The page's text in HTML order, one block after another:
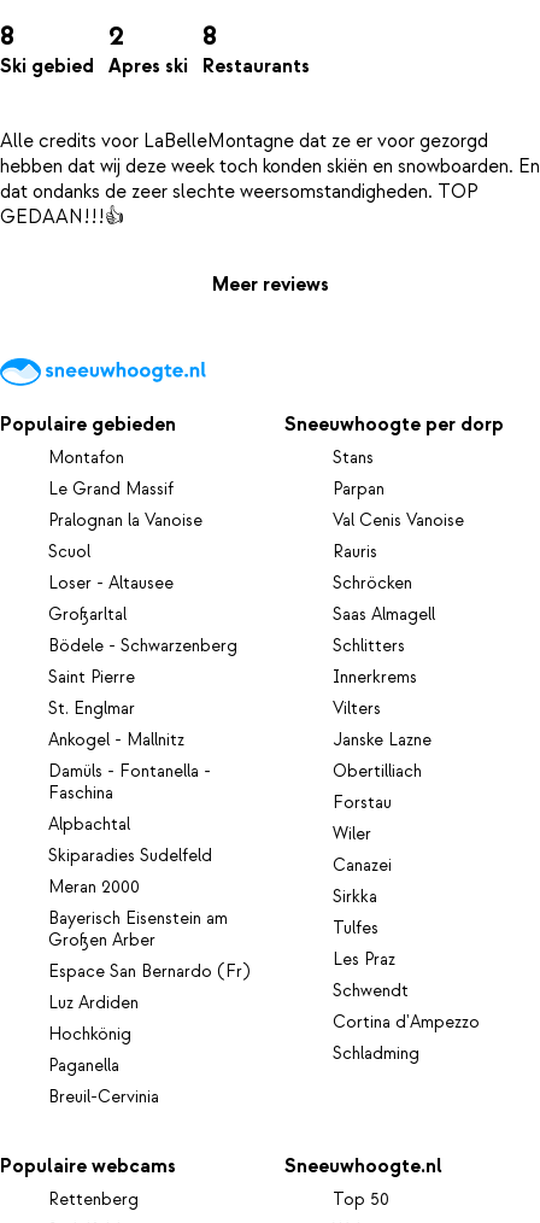
8
Ski gebied
2
Apres ski
8
Restaurants
Alle credits voor LaBelleMontagne dat ze er voor gezorgd
hebben dat wij deze week toch konden skiën en snowboarden. En
dat ondanks de zeer slechte weersomstandigheden. TOP
Meer reviews
Populaire gebieden
Montafon
Le Grand Massif
Pralognan la Vanoise
Scuol
Loser - Altausee
Großarltal
Bödele - Schwarzenberg
Saint Pierre
St. Englmar
Ankogel - Mallnitz
Damüls - Fontanella -
Faschina
Alpbachtal
Skiparadies Sudelfeld
Meran 2000
Bayerisch Eisenstein am
Großen Arber
Espace San Bernardo (Fr)
Luz Ardiden
Hochkönig
Paganella
Breuil-Cervinia
Sneeuwhoogte per dorp
Stans
Parpan
Val Cenis Vanoise
Rauris
Schröcken
Saas Almagell
Schlitters
Innerkrems
Vilters
Janske Lazne
Obertilliach
Forstau
Wiler
Canazei
Sirkka
Tulfes
Les Praz
Schwendt
Cortina d'Ampezzo
Schladming
Populaire webcams
Rettenberg
Sneeuwhoogte.nl
Top 50